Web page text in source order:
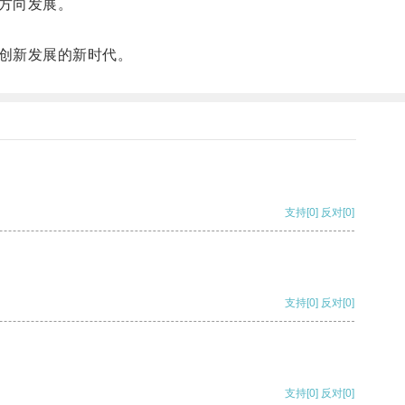
向发展。
发展的新时代。
支持[0] 反对[0]
支持[0] 反对[0]
支持[0] 反对[0]